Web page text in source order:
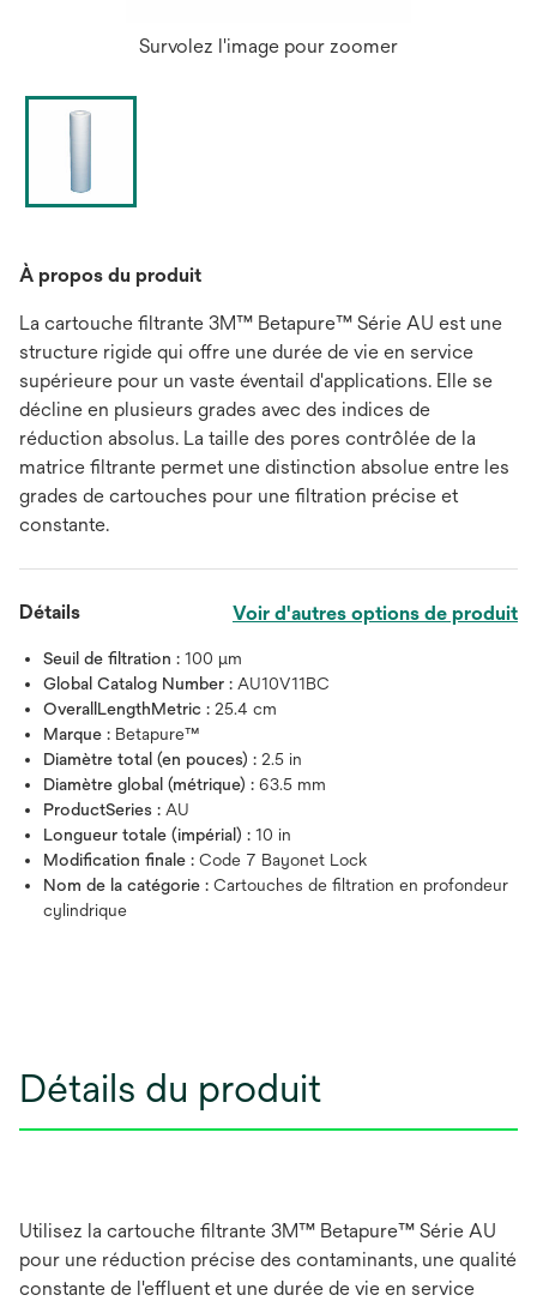
Survolez l'image pour zoomer
À propos du produit
La cartouche filtrante 3M™ Betapure™ Série AU est une
structure rigide qui offre une durée de vie en service
supérieure pour un vaste éventail d'applications. Elle se
décline en plusieurs grades avec des indices de
réduction absolus. La taille des pores contrôlée de la
matrice filtrante permet une distinction absolue entre les
grades de cartouches pour une filtration précise et
constante.
Détails Voir d'autres options de produit
Seuil de filtration : 100 μm
Global Catalog Number : AU10V11BC
OverallLengthMetric : 25.4 cm
Marque : Betapure™
Diamètre total (en pouces) : 2.5 in
Diamètre global (métrique) : 63.5 mm
ProductSeries : AU
Longueur totale (impérial) : 10 in
Modification finale : Code 7 Bayonet Lock
Nom de la catégorie : Cartouches de filtration en profondeur
cylindrique
Détails du produit
Utilisez la cartouche filtrante 3M™ Betapure™ Série AU
pour une réduction précise des contaminants, une qualité
constante de l'effluent et une durée de vie en service